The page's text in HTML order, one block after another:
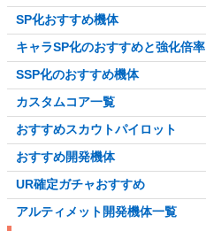
SP化おすすめ機体
キャラSP化のおすすめと強化倍率
SSP化のおすすめ機体
カスタムコア一覧
おすすめスカウトパイロット
おすすめ開発機体
UR確定ガチャおすすめ
アルティメット開発機体一覧